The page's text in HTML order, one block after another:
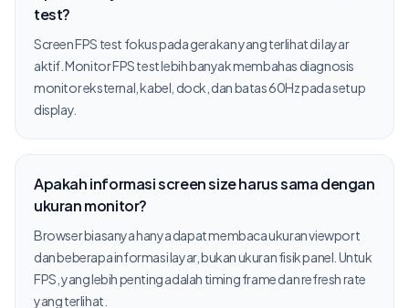
test?
Screen FPS test fokus pada gerakan yang terlihat di layar
aktif. Monitor FPS test lebih banyak membahas diagnosis
monitor eksternal, kabel, dock, dan batas 60Hz pada setup
display.
Apakah informasi screen size harus sama dengan
ukuran monitor?
Browser biasanya hanya dapat membaca ukuran viewport
dan beberapa informasi layar, bukan ukuran fisik panel. Untuk
FPS, yang lebih penting adalah timing frame dan refresh rate
yang terlihat.